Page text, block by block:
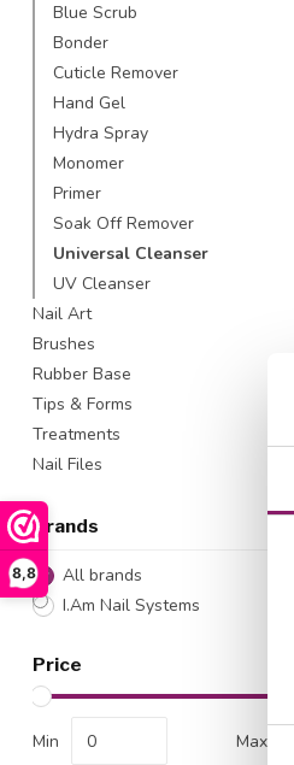
8,8
Blue Scrub
Bonder
Cuticle Remover
Hand Gel
Hydra Spray
Monomer
Primer
Soak Off Remover
Universal Cleanser
UV Cleanser
Nail Art
Brushes
Rubber Base
Tips & Forms
Treatments
Nail Files
Brands
All brands
I.Am Nail Systems
Price
Min Max